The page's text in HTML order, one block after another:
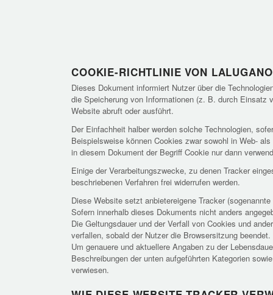
COOKIE-RICHTLINIE VON
Dieses Dokument informiert Nutzer über die
die Speicherung von Informationen (z. B. durch Einsatz
Website abruft oder ausführt.
Der Einfachheit halber werden solche Technologien,
Beispielsweise können Cookies zwar sowohl in Web-
in diesem Dokument der Begriff Cookie nur dann
Einige der Verarbeitungszwecke, zu denen Tracker
beschriebenen Verfahren frei widerrufen werden.
Diese Website setzt anbietereigene Tracker
Sofern innerhalb dieses Dokuments nicht anders
Die Geltungsdauer und der Verfall von Cookies und
verfallen, sobald der Nutzer die Browsersitzung beendet.
Um genauere und aktuellere Angaben zu der
Beschreibungen der unten aufgeführten Kategorien
verwiesen.